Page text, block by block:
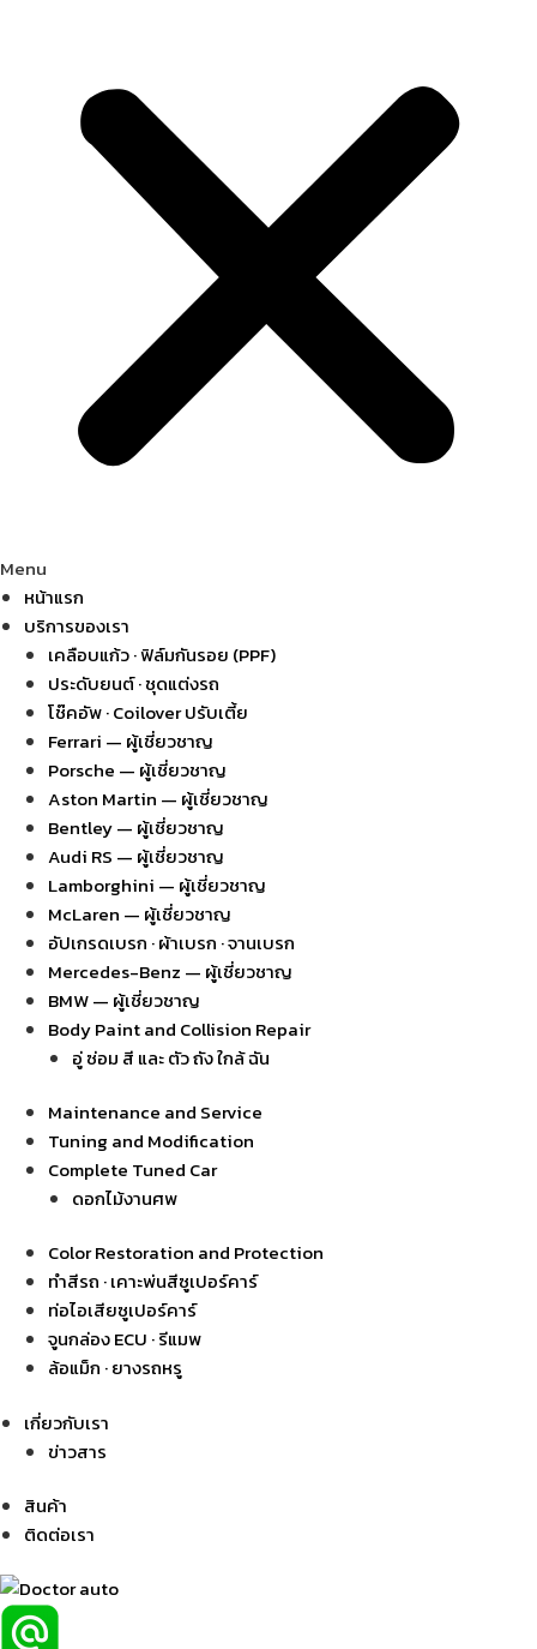
Menu
หน้าแรก
บริการของเรา
เคลือบแก้ว · ฟิล์มกันรอย (PPF)
ประดับยนต์ · ชุดแต่งรถ
โช๊คอัพ · Coilover ปรับเตี้ย
Ferrari — ผู้เชี่ยวชาญ
Porsche — ผู้เชี่ยวชาญ
Aston Martin — ผู้เชี่ยวชาญ
Bentley — ผู้เชี่ยวชาญ
Audi RS — ผู้เชี่ยวชาญ
Lamborghini — ผู้เชี่ยวชาญ
McLaren — ผู้เชี่ยวชาญ
อัปเกรดเบรก · ผ้าเบรก · จานเบรก
Mercedes-Benz — ผู้เชี่ยวชาญ
BMW — ผู้เชี่ยวชาญ
Body Paint and Collision Repair
อู่ ซ่อม สี และ ตัว ถัง ใกล้ ฉัน
Maintenance and Service
Tuning and Modification
Complete Tuned Car
ดอกไม้งานศพ
Color Restoration and Protection
ทำสีรถ · เคาะพ่นสีซูเปอร์คาร์
ท่อไอเสียซูเปอร์คาร์
จูนกล่อง ECU · รีแมพ
ล้อแม็ก · ยางรถหรู
เกี่ยวกับเรา
ข่าวสาร
สินค้า
ติดต่อเรา